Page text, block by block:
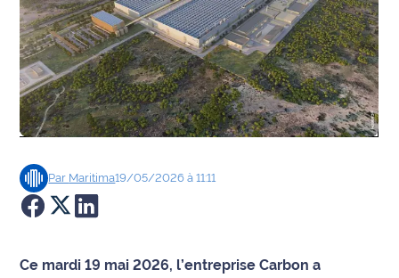
Faits
divers
Sports
Société
Économie
Par Maritima19/05/2026 à 11:11
Ce mardi 19 mai 2026, l’entreprise Carbon a